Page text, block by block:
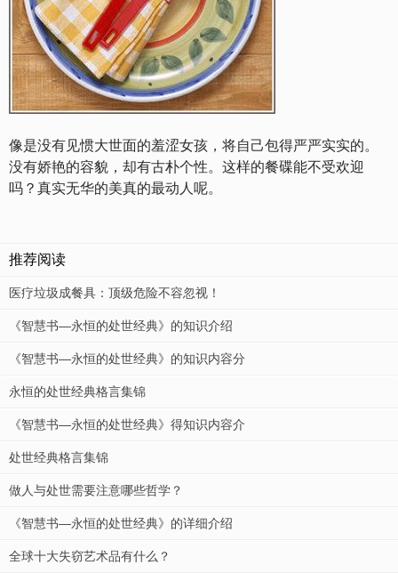
像是没有见惯大世面的羞涩女孩，将自己包得严严实实的。
没有娇艳的容貌，却有古朴个性。这样的餐碟能不受欢迎
吗？真实无华的美真的最动人呢。
推荐阅读
医疗垃圾成餐具：顶级危险不容忽视！
《智慧书—永恒的处世经典》的知识介绍
《智慧书—永恒的处世经典》的知识内容分
永恒的处世经典格言集锦
《智慧书—永恒的处世经典》得知识内容介
处世经典格言集锦
做人与处世需要注意哪些哲学？
《智慧书—永恒的处世经典》的详细介绍
全球十大失窃艺术品有什么？